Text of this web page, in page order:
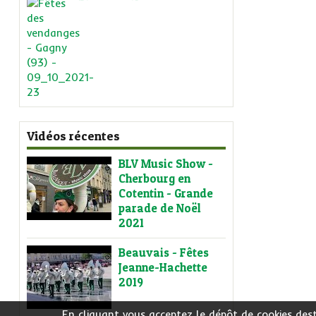
Vidéos récentes
BLV Music Show -
Cherbourg en
Cotentin - Grande
parade de Noël
2021
Beauvais - Fêtes
Jeanne-Hachette
2019